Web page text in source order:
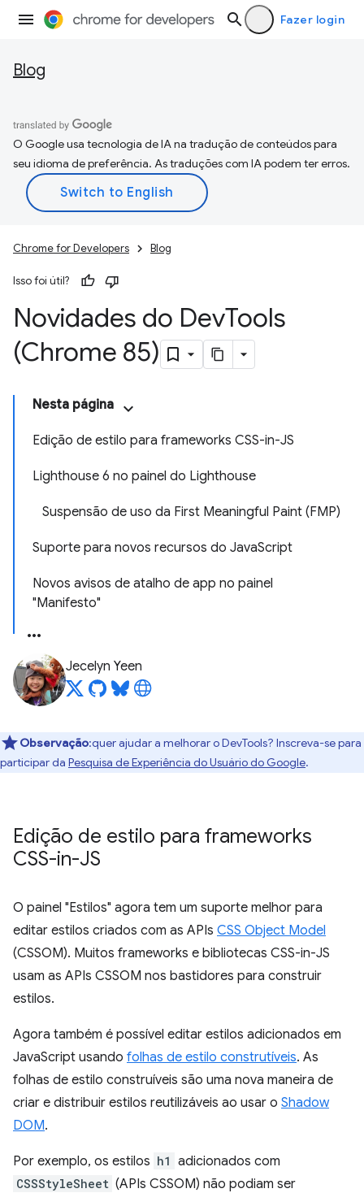
Fazer login
Blog
O Google usa tecnologia de IA na tradução de conteúdos para
seu idioma de preferência. As traduções com IA podem ter erros.
Chrome for Developers Blog
Isso foi útil?
Novidades do DevTools
(Chrome 85)
Nesta página
Edição de estilo para frameworks CSS-in-JS
Lighthouse 6 no painel do Lighthouse
Suspensão de uso da First Meaningful Paint (FMP)
Suporte para novos recursos do JavaScript
Novos avisos de atalho de app no painel
"Manifesto"
Jecelyn Yeen
Observação:quer ajudar a melhorar o DevTools? Inscreva-se para
participar da Pesquisa de Experiência do Usuário do Google.
Edição de estilo para frameworks
CSS-in-JS
O painel "Estilos" agora tem um suporte melhor para
editar estilos criados com as APIs CSS Object Model
(CSSOM). Muitos frameworks e bibliotecas CSS-in-JS
usam as APIs CSSOM nos bastidores para construir
estilos.
Agora também é possível editar estilos adicionados em
JavaScript usando folhas de estilo construtíveis. As
folhas de estilo construíveis são uma nova maneira de
criar e distribuir estilos reutilizáveis ao usar o Shadow
DOM.
Por exemplo, os estilos h1 adicionados com
CSSStyleSheet (APIs CSSOM) não podiam ser